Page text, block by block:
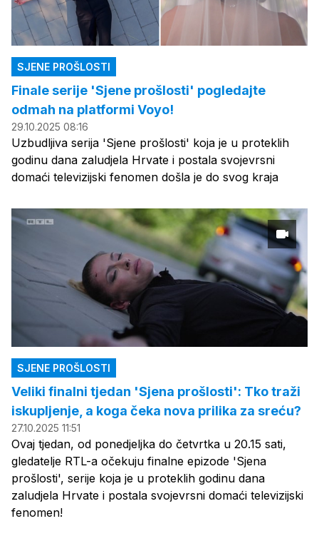
SJENE PROŠLOSTI
Finale serije 'Sjene prošlosti' pogledajte
odmah na platformi Voyo!
29.10.2025 08:16
Uzbudljiva serija 'Sjene prošlosti' koja je u proteklih
godinu dana zaludjela Hrvate i postala svojevrsni
domaći televizijski fenomen došla je do svog kraja
SJENE PROŠLOSTI
Veliki finalni tjedan 'Sjena prošlosti': Tko traži
iskupljenje, a koga čeka nova prilika za sreću?
27.10.2025 11:51
Ovaj tjedan, od ponedjeljka do četvrtka u 20.15 sati,
gledatelje RTL-a očekuju finalne epizode 'Sjena
prošlosti', serije koja je u proteklih godinu dana
zaludjela Hrvate i postala svojevrsni domaći televizijski
fenomen!